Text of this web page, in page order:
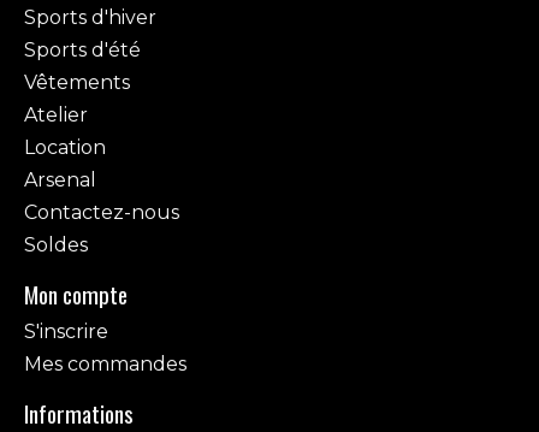
Sports d'hiver
Sports d'été
Vêtements
Atelier
Location
Arsenal
Contactez-nous
Soldes
Mon compte
S'inscrire
Mes commandes
Informations